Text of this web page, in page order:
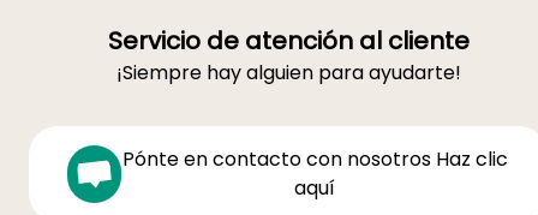
Servicio de atención al cliente
¡Siempre hay alguien para ayudarte!
Pónte en contacto con nosotros Haz clic
aquí